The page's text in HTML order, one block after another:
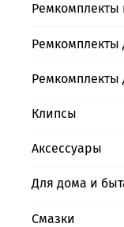
Ремкомплекты
Ремкомплекты
Ремкомплекты
Клипсы
Аксессуары
Для дома и
Смазки